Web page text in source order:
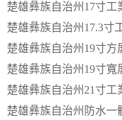
楚雄彝族自治州17寸工
楚雄彝族自治州17.3寸
楚雄彝族自治州19寸方
楚雄彝族自治州19寸寬
楚雄彝族自治州21寸工
楚雄彝族自治州防水一